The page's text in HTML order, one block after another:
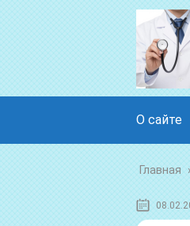
О сайте
Главная ›